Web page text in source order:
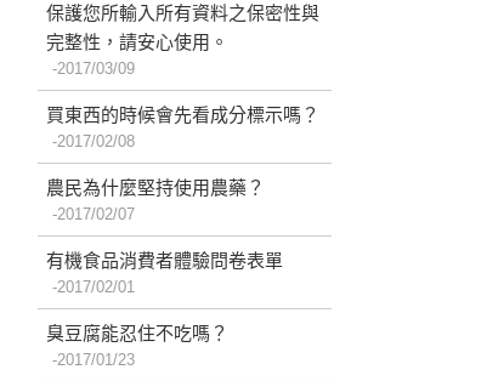
保護您所輸入所有資料之保密性與
完整性，請安心使用。
2017/03/09
買東西的時候會先看成分標示嗎？
2017/02/08
農民為什麼堅持使用農藥？
2017/02/07
有機食品消費者體驗問卷表單
2017/02/01
臭豆腐能忍住不吃嗎？
2017/01/23